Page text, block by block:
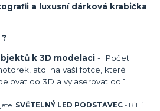
a luxusní dárková krabička
k 3D modelaci - Počet
atd. na vaší fotce, které
do 3D a vylaserovat do 1
SVĚTELNÝ LED PODSTAVEC - BÍLÉ